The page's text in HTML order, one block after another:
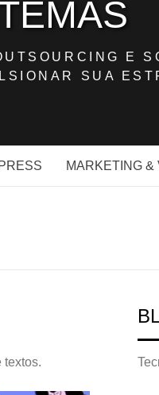
E
SUA
MARKETING &
textos.